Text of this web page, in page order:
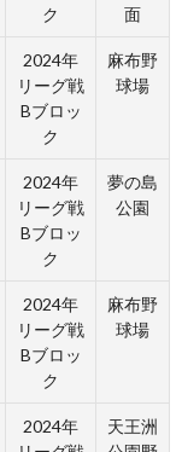
ク
面
2024年
リーグ戦
Bブロッ
ク
麻布野
球場
2024年
リーグ戦
Bブロッ
ク
夢の島
公園
2024年
リーグ戦
Bブロッ
ク
麻布野
球場
2024年
天王洲